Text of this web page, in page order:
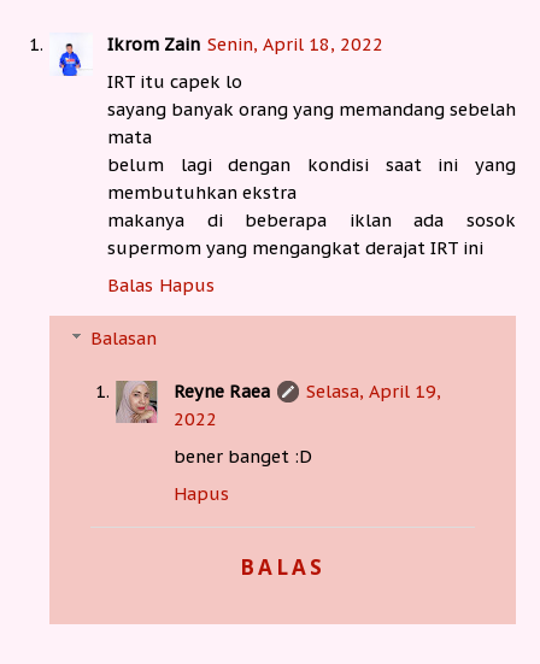
Ikrom Zain Senin, April 18, 2022
IRT itu capek lo
sayang banyak orang yang memandang sebelah
mata
belum lagi dengan kondisi saat ini yang
membutuhkan ekstra
makanya di beberapa iklan ada sosok
supermom yang mengangkat derajat IRT ini
Balas Hapus
Balasan
Reyne Raea
Selasa, April 19,
2022
bener banget :D
Hapus
BALAS